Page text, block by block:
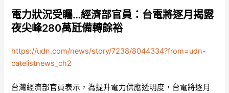
電力狀況受矚…經濟部官員：台電將逐月揭露
夜尖峰280萬瓩備轉餘裕
https://udn.com/news/story/7238/8044334?from=udn-
catelistnews_ch2
台灣經濟部官員表示，為提升電力供應透明度，台電將逐月